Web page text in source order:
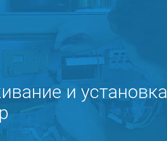
и установка